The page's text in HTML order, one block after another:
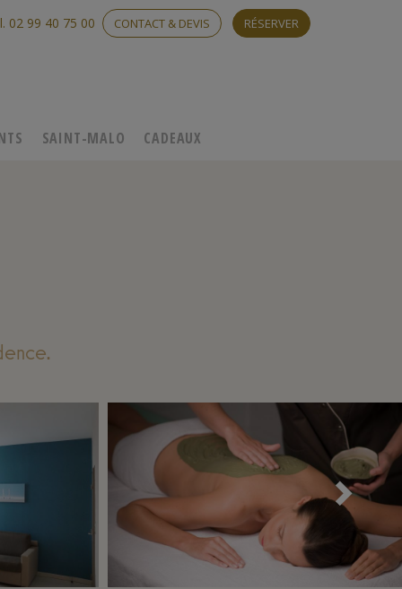
02 99 40 75 00 CONTACT & DEVIS RÉSERVER
SAINT-MALO CADEAUX